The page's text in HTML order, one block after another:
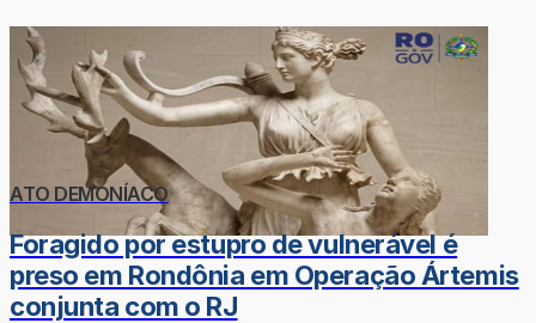
ATO DEMONÍACO
Foragido por estupro de vulnerável é
preso em Rondônia em Operação Ártemis
conjunta com o RJ